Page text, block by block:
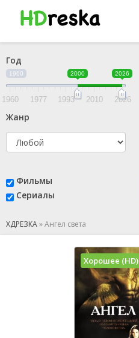
Год
1960 2000 2026
1960 1977 1993 2010 2026
Жанр
Фильмы
Сериалы
ХДРЕЗКА»Ангел света
Хорошее (HD)